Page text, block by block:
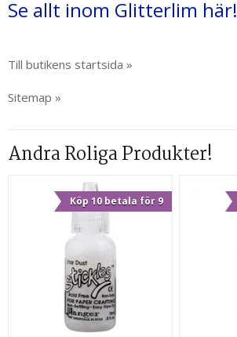
Se allt inom Glitterlim här!
Till butikens startsida »
Sitemap »
Andra Roliga Produkter!
Köp 10 betala för 9